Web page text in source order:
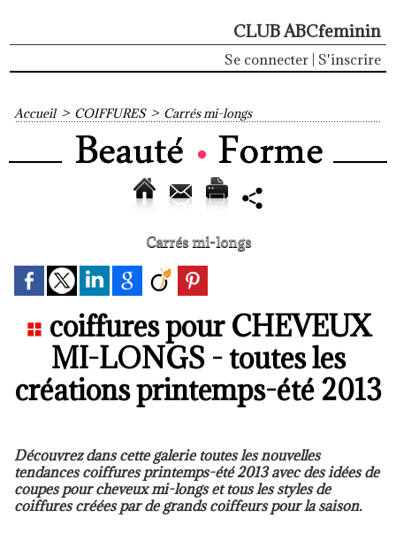
CLUB ABCfeminin
Se connecter S'inscrire
Accueil > COIFFURES > Carrés mi-longs
Carrés mi-longs
coiffures pour CHEVEUX
MI-LONGS - toutes les
créations printemps-été 2013
Découvrez dans cette galerie toutes les nouvelles
tendances coiffures printemps-été 2013 avec des idées de
coupes pour cheveux mi-longs et tous les styles de
coiffures créées par de grands coiffeurs pour la saison.